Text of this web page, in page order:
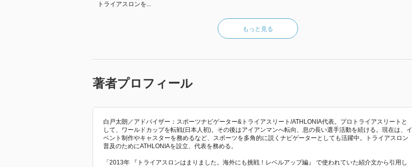
トライアスロンを...
もっと見る
著者プロフィール
白戸太朗／アドバイザー：スポーツナビゲーター&トライアスリート/ATHLONIA代表。プロトライアスリートと
して、ワールドカップを転戦(日本人初)。その後はアイアンマンへ転向、息の長い選手活動を続ける。現在は、イ
ベント制作やキャスターを務めるなど、スポーツを多角的に説くナビゲーターとしても活躍中。トライアスロン
普及のためにATHLONIAを設立、代表を務める。
「2013年 『トライアスロンはまりました。海外にも挑戦！レベルアップ編』 で使われていた紹介文から引用し